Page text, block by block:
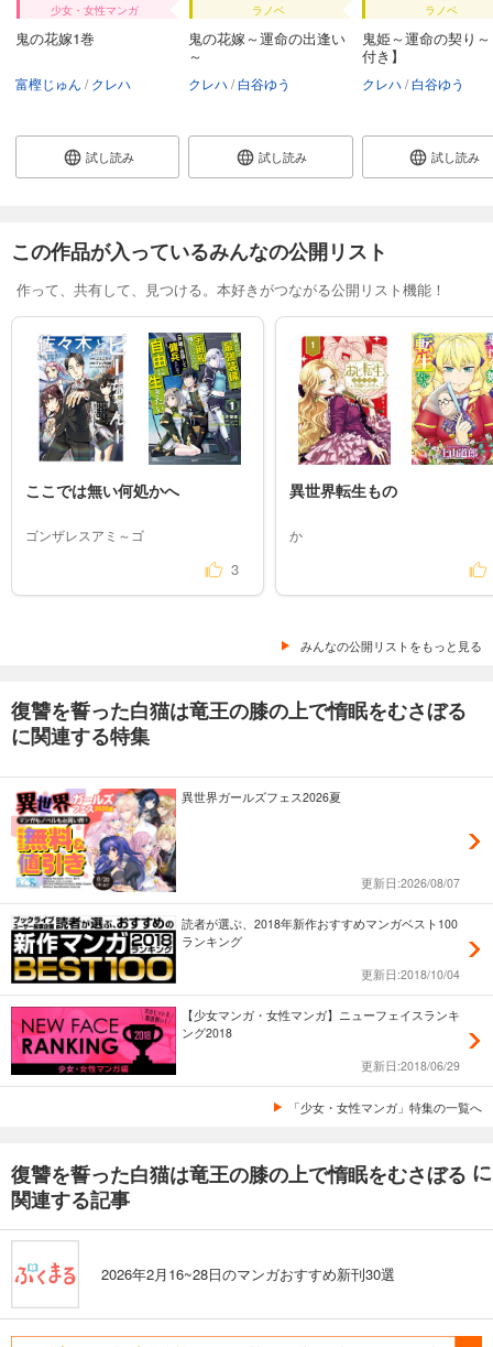
少女・女性マンガ
鬼の花嫁1巻
富樫じゅん クレハ
試し読み
ラノベ
鬼の花嫁～運命の出逢い
～
クレハ 白谷ゆう
試し読み
ラノベ
鬼姫～運命の契り
付き】
クレハ 白谷ゆう
試し読み
この作品が入っているみんなの公開リスト
作って、共有して、見つける。本好きがつながる公開リスト機能！
ここでは無い何処かへ
ゴンザレスアミ～ゴ
3
異世界転生もの
か
みんなの公開リストをもっと見る
復讐を誓った白猫は竜王の膝の上で惰眠をむさぼる
に関連する特集
異世界ガールズフェス2026夏
更新日:2026/08/07
読者が選ぶ、2018年新作おすすめマンガベスト100
ランキング
更新日:2018/10/04
【少女マンガ・女性マンガ】ニューフェイスランキ
ング2018
更新日:2018/06/29
「少女・女性マンガ」特集の一覧へ
復讐を誓った白猫は竜王の膝の上で惰眠をむさぼる に
関連する記事
2026年2月16~28日のマンガおすすめ新刊30選